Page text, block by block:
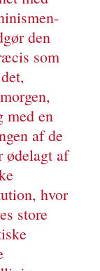
den
som
med en
af de
ødelagt af
hvor
store